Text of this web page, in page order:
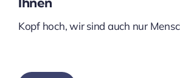
Kopf hoch, wir sind auch nur